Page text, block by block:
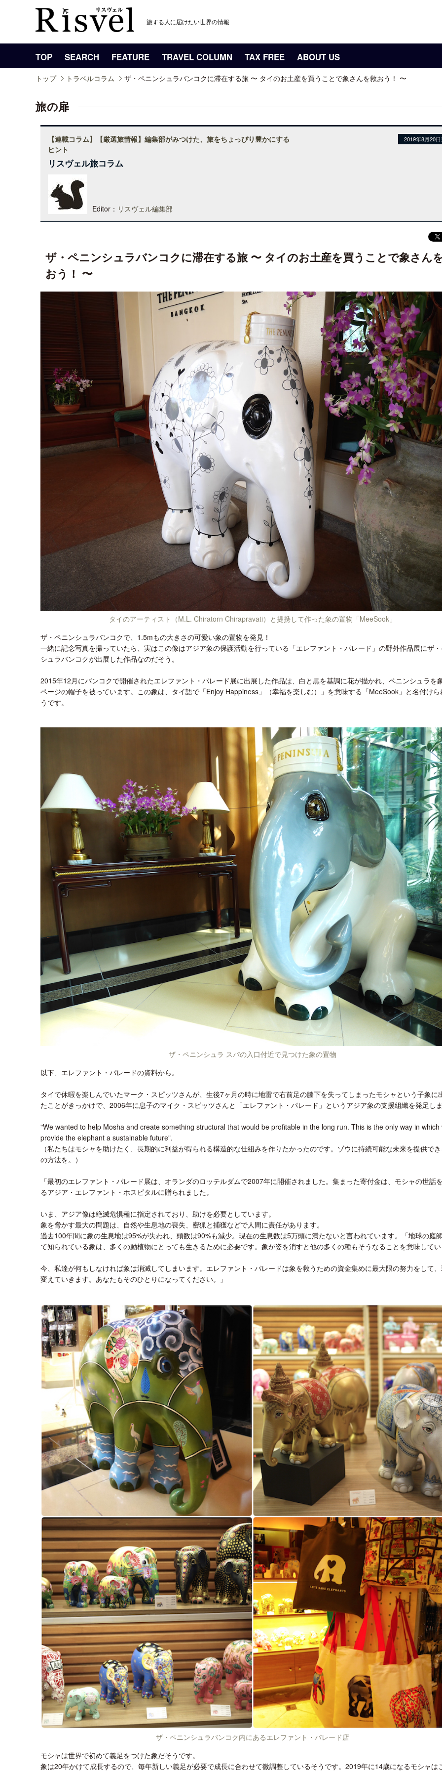
旅する人に届けたい世界の情報
TOP SEARCH FEATURE TRAVEL COLUMN TAX FREE ABOUT US
トップ トラベルコラム ザ・ペニンシュラバンコクに滞在する旅 〜 タイのお土産を買うことで象さんを救おう！ 〜
旅の扉
【連載コラム】【厳選旅情報】編集部がみつけた、旅をちょっぴり豊かにする
ヒント
2019年8月20
リスヴェル旅コラム
Editor： リスヴェル編集部
ザ・ペニンシュラバンコクに滞在する旅 〜 タイのお土産を買うことで象さん
おう！ 〜
タイのアーティスト（M.L. Chiratorn Chirapravati）と提携して作った象の置物「MeeSook」
ザ・ペニンシュラバンコクで、1.5mもの大きさの可愛い象の置物を発見！
一緒に記念写真を撮っていたら、実はこの像はアジア象の保護活動を行っている「エレファント・パレード」の野外作品展にザ
シュラバンコクが出展した作品なのだそう。
2015年12月にバンコクで開催されたエレファント・パレード展に出展した作品は、白と黒を基調に花が描かれ、ペニンシュラを
ページの帽子を被っています。この象は、タイ語で「Enjoy Happiness」（幸福を楽しむ）」を意味する「MeeSook」と名付けら
うです。
ザ・ペニンシュラ スパの入口付近で見つけた象の置物
以下、エレファント・パレードの資料から。
タイで休暇を楽しんでいたマーク・スピッツさんが、生後7ヶ月の時に地雷で右前足の膝下を失ってしまったモシャという子象に
たことがきっかけで、2006年に息子のマイク・スピッツさんと「エレファント・パレード」というアジア象の支援組織を発足し
"We wanted to help Mosha and create something structural that would be profitable in the long run. This is the only way in which
provide the elephant a sustainable future".
（私たちはモシャを助けたく、長期的に利益が得られる構造的な仕組みを作りたかったのです。ゾウに持続可能な未来を提供で
の方法を。）
「最初のエレファント・パレード展は、オランダのロッテルダムで2007年に開催されました。集まった寄付金は、モシャの世話
るアジア・エレファント・ホスピタルに贈られました。
いま、アジア像は絶滅危惧種に指定されており、助けを必要としています。
象を脅かす最大の問題は、自然や生息地の喪失、密猟と捕獲などで人間に責任があります。
過去100年間に象の生息地は95%が失われ、頭数は90%も減少。現在の生息数は5万頭に満たないと言われています。「地球の庭
て知られている象は、多くの動植物にとっても生きるために必要です。象が姿を消すと他の多くの種もそうなることを意味して
今、私達が何もしなければ象は消滅してしまいます。エレファント・パレードは象を救うための資金集めに最大限の努力をして
変えていきます。あなたもそのひとりになってください。」
ザ・ペニンシュラバンコク内にあるエレファント・パレード店
モシャは世界で初めて義足をつけた象だそうです。
象は20年かけて成長するので、毎年新しい義足が必要で成長に合わせて微調整しているそうです。2019年に14歳になるモシャは
クアロア・ランチ、新予約システム導
入のお知らせ
開業50周年に合わせ「ザ
アット ハイアット」のメ
新